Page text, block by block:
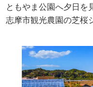
ともやま公園へ夕日を
志摩市観光農園の芝桜